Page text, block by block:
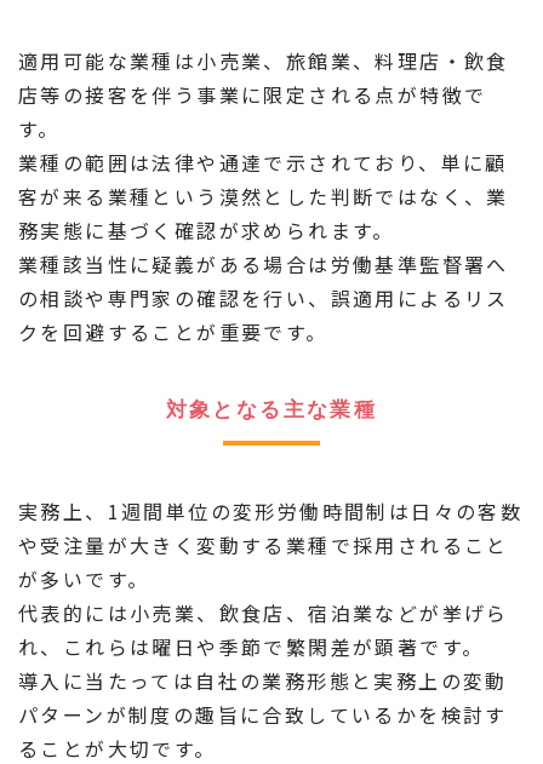
適用可能な業種は小売業、旅館業、料理店・飲食
店等の接客を伴う事業に限定される点が特徴で
す。
業種の範囲は法律や通達で示されており、単に顧
客が来る業種という漠然とした判断ではなく、業
務実態に基づく確認が求められます。
業種該当性に疑義がある場合は労働基準監督署へ
の相談や専門家の確認を行い、誤適用によるリス
クを回避することが重要です。
対象となる主な業種
実務上、1週間単位の変形労働時間制は日々の客数
や受注量が大きく変動する業種で採用されること
が多いです。
代表的には小売業、飲食店、宿泊業などが挙げら
れ、これらは曜日や季節で繁閑差が顕著です。
導入に当たっては自社の業務形態と実務上の変動
パターンが制度の趣旨に合致しているかを検討す
ることが大切です。